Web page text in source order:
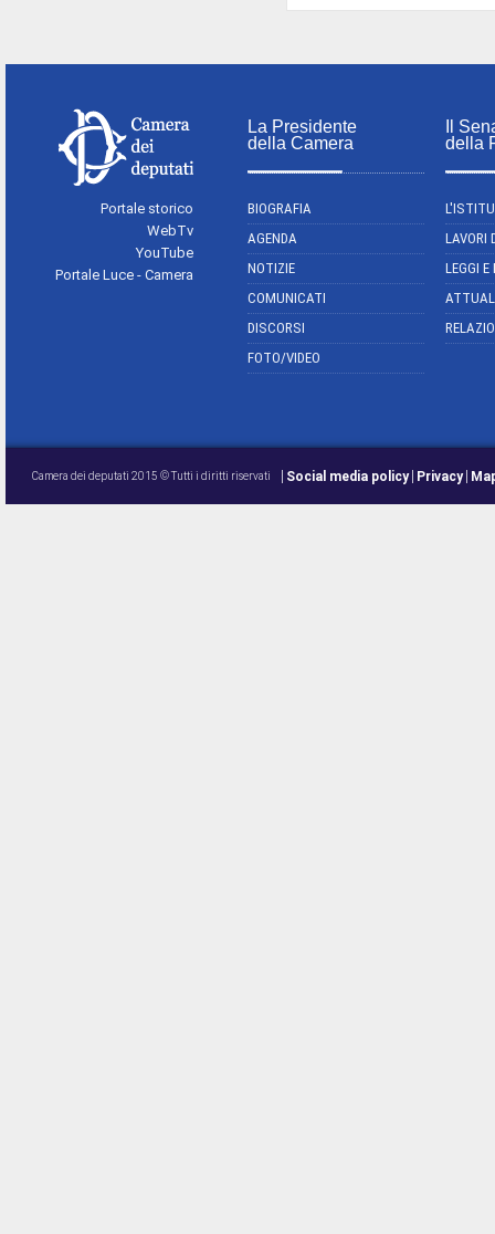
Portale storico
WebTv
YouTube
Portale Luce - Camera
La Presidente
della Camera
BIOGRAFIA
AGENDA
NOTIZIE
COMUNICATI
DISCORSI
FOTO/VIDEO
Il
della
LAVORI
LEGGI
Camera dei deputati 2015 © Tutti i diritti riservati Social media policy Privacy